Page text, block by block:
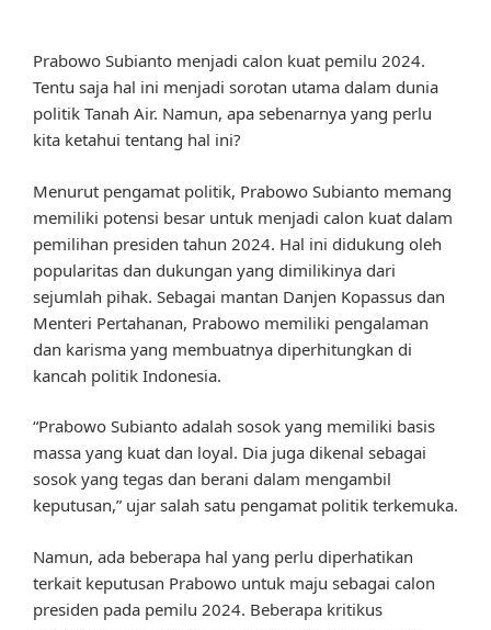
Prabowo Subianto menjadi calon kuat pemilu 2024.
Tentu saja hal ini menjadi sorotan utama dalam dunia
politik Tanah Air. Namun, apa sebenarnya yang perlu
kita ketahui tentang hal ini?
Menurut pengamat politik, Prabowo Subianto memang
memiliki potensi besar untuk menjadi calon kuat dalam
pemilihan presiden tahun 2024. Hal ini didukung oleh
popularitas dan dukungan yang dimilikinya dari
sejumlah pihak. Sebagai mantan Danjen Kopassus dan
Menteri Pertahanan, Prabowo memiliki pengalaman
dan karisma yang membuatnya diperhitungkan di
kancah politik Indonesia.
“Prabowo Subianto adalah sosok yang memiliki basis
massa yang kuat dan loyal. Dia juga dikenal sebagai
sosok yang tegas dan berani dalam mengambil
keputusan,” ujar salah satu pengamat politik terkemuka.
Namun, ada beberapa hal yang perlu diperhatikan
terkait keputusan Prabowo untuk maju sebagai calon
presiden pada pemilu 2024. Beberapa kritikus